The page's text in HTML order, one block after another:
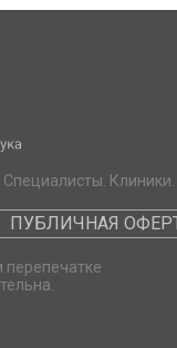
ПУБЛИЧНАЯ
перепечатке